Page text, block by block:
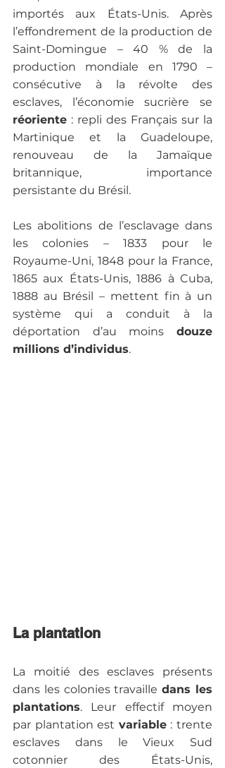
importés aux États-Unis. Après
l’effondrement de la production de
Saint-Domingue – 40 % de la
production mondiale en 1790 –
consécutive à la révolte des
esclaves, l’économie sucrière se
réoriente : repli des Français sur la
Martinique et la Guadeloupe,
renouveau de la Jamaïque
britannique, importance
persistante du Brésil.
Les abolitions de l’esclavage dans
les colonies – 1833 pour le
Royaume-Uni, 1848 pour la France,
1865 aux États-Unis, 1886 à Cuba,
1888 au Brésil – mettent fin à un
système qui a conduit à la
déportation d’au moins douze
millions d’individus.
La plantation
La moitié des esclaves présents
dans les colonies travaille dans les
plantations. Leur effectif moyen
par plantation est variable : trente
esclaves dans le Vieux Sud
cotonnier des États-Unis,